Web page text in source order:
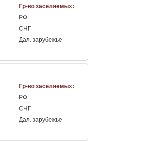
Гр-во заселяемых:
РФ
СНГ
Дал. зарубежье
Гр-во заселяемых:
РФ
СНГ
Дал. зарубежье